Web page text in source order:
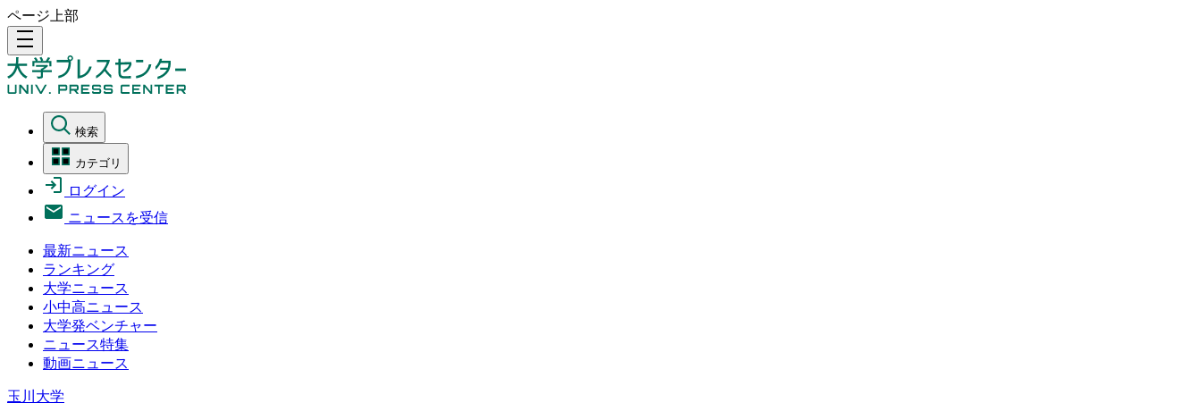
ページ上部
density_medium
検索
カテゴリ
ログイン
ニュースを受信
最新ニュース
ランキング
大学ニュース
小中高ニュース
大学発ベンチャー
ニュース特集
動画ニュース
玉川大学